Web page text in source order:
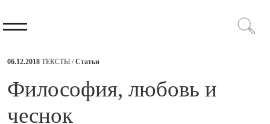
06.12.2018 ТЕКСТЫ /Статьи
​Философия, любовь и
чеснок